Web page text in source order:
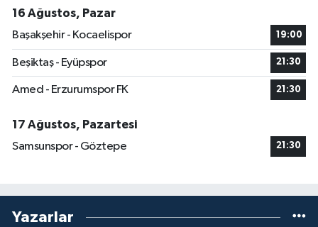
16 Ağustos, Pazar
Başakşehir - Kocaelispor
19:00
Beşiktaş - Eyüpspor 21:30
Amed - Erzurumspor FK 21:30
17 Ağustos, Pazartesi
Samsunspor - Göztepe
21:30
Yazarlar